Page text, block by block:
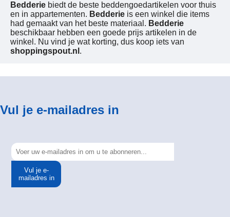
Bedderie biedt de beste beddengoedartikelen voor thuis
en in appartementen. Bedderie is een winkel die items
had gemaakt van het beste materiaal. Bedderie
beschikbaar hebben een goede prijs artikelen in de
winkel. Nu vind je wat korting, dus koop iets van
shoppingspout.nl .
Vul je e-mailadres in
Vul je e-
mailadres in